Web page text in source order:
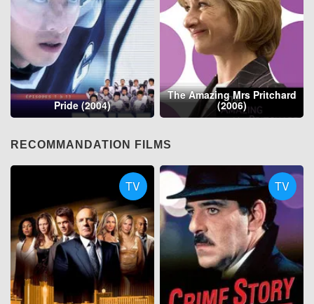
Pride (2004)
The Amazing Mrs Pritchard
(2006)
RECOMMANDATION FILMS
TV TV